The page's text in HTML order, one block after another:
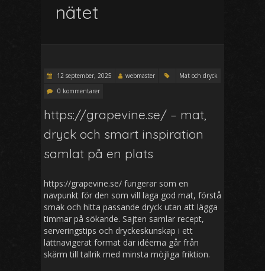
nätet
12 september, 2025 webmaster
Mat och dryck
0 kommentarer
https://grapevine.se/ – mat,
dryck och smart inspiration
samlat på en plats
https://grapevine.se/ fungerar som en
navpunkt för den som vill laga god mat, förstå
smak och hitta passande dryck utan att lägga
timmar på sökande. Sajten samlar recept,
serveringstips och dryckeskunskap i ett
lättnavigerat format där idéerna går från
skärm till tallrik med minsta möjliga friktion.